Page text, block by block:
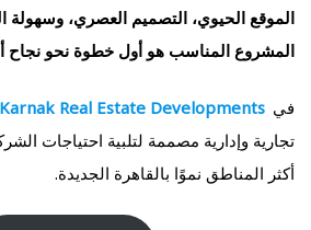
الموقع الحيوي، التصميم العصري، وسهولة
المشروع المناسب هو أول خطوة نحو نجاح
في Karnak Real Estate Developments
تجارية وإدارية مصممة لتلبية احتياجات
أكثر المناطق نموًا بالقاهرة الجديدة.